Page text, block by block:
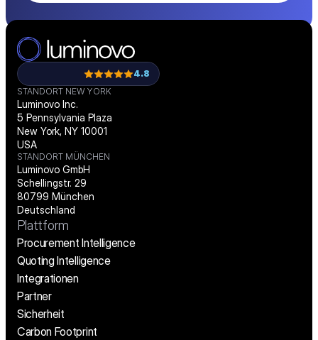
4.8
STANDORT NEW YORK
Luminovo Inc.
5 Pennsylvania Plaza
New York, NY 10001
USA
STANDORT MÜNCHEN
Luminovo GmbH
Schellingstr. 29
80799 München
Deutschland
Plattform
Procurement Intelligence
Quoting Intelligence
Integrationen
Partner
Sicherheit
Carbon Footprint